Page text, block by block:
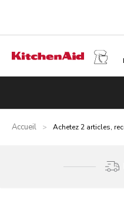
Accueil > Achetez 2 articles,